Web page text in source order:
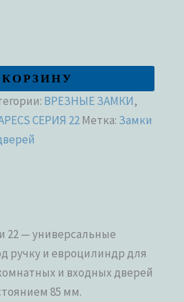
ВРЕЗНЫЕ ЗАМКИ,
СЕРИЯ 22Метка: Замки
22 — универсальные
ручку и евроцилиндр для
и входных дверей
85 мм.